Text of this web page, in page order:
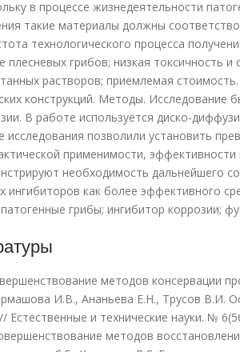
в процессе жизнедеятельности
такие материалы должны
технологического процесса
плесневых грибов; низкая токсичность
растворов; приемлемая
конструкций. Методы. Исследование
В работе используется диско-
исследования позволили установить
применимости,
необходимость дальнейшего
ингибиторов как более эффективного
патогенные грибы; ингибитор коррозии;
методов консервации
И.В., Ананьева Е.Н., Трусов В.И.
Естественные и технические науки. №
методов